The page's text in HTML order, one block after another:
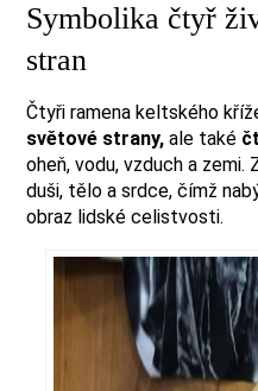
Symbolika čtyř
stran
Čtyři ramena keltského
světové strany, ale také
oheň, vodu, vzduch a zemi.
duši, tělo a srdce, čímž
obraz lidské celistvosti.